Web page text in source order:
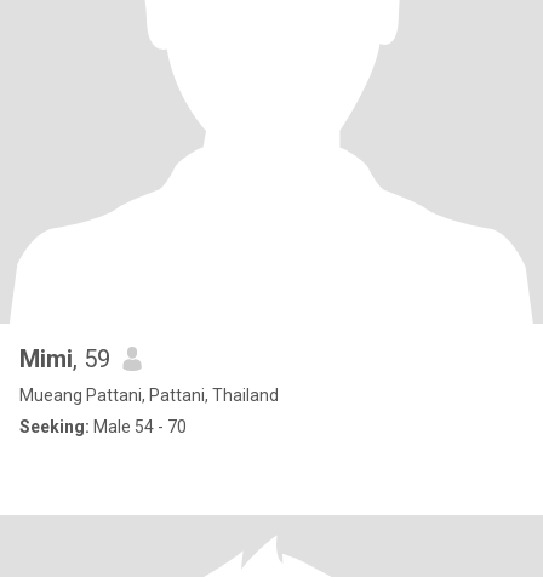
Mimi, 59
Mueang Pattani, Pattani, Thailand
Seeking: Male 54 - 70